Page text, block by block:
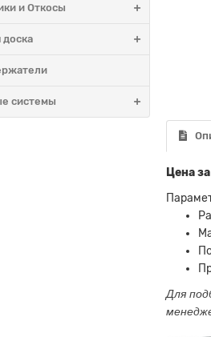
и Откосы
доска
системы
Цена
Для